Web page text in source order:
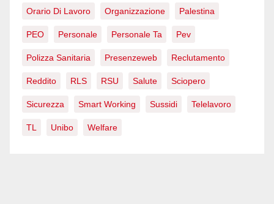
Orario Di Lavoro Organizzazione Palestina
PEO Personale Personale Ta Pev
Polizza Sanitaria Presenzeweb Reclutamento
Reddito RLS RSU Salute Sciopero
Sicurezza Smart Working Sussidi Telelavoro
TL Unibo Welfare